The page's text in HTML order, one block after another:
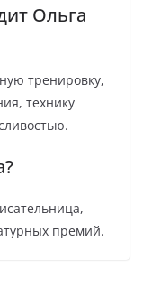
Ольга
тренировку,
технику
премий.